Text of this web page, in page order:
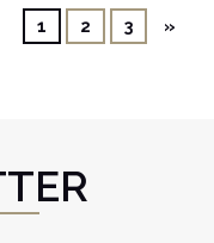
1 2 3 »